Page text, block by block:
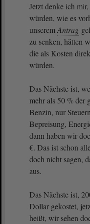
Jetzt denke ich
würden, wie es
unseremAntrag
zu senken, hätten
die als Kosten
würden.
Das Nächste ist,
mehr als 50 % der
Benzin, nur
Bepreisung,
dann haben wir
€. Das ist schon
doch nicht sagen,
aus.
Das Nächste ist,
Dollar gekostet,
heißt, wir sehen